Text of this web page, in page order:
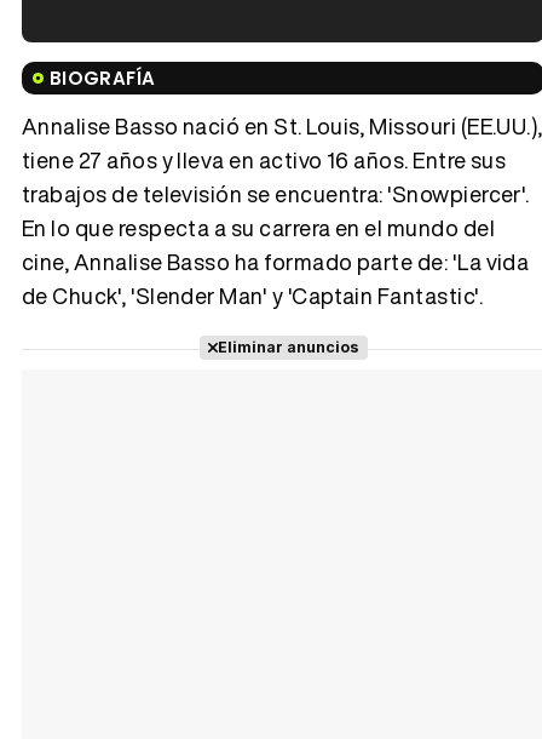
Tráiler en español de 'La isla olvidada'
Tráiler 'Vida perra' (2026)
BIOGRAFÍA
Annalise Basso nació en St. Louis, Missouri (EE.UU.),
tiene 27 años y lleva en activo 16 años. Entre sus
trabajos de televisión se encuentra: 'Snowpiercer'.
En lo que respecta a su carrera en el mundo del
cine, Annalise Basso ha formado parte de: 'La vida
de Chuck', 'Slender Man' y 'Captain Fantastic'.
Eliminar anuncios